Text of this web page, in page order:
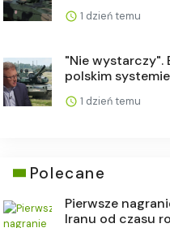
1 dzień temu
"Nie wystarczy".
polskim
1 dzień temu
Polecane
Pierwsze
Iranu od czasu